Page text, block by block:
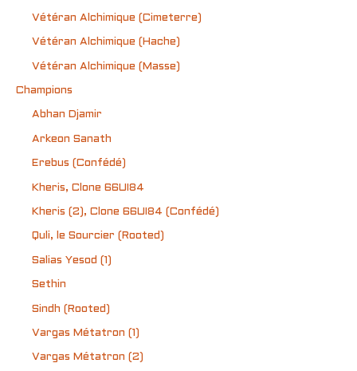
Vétéran Alchimique (Cimeterre)
Vétéran Alchimique (Hache)
Vétéran Alchimique (Masse)
Champions
Abhan Djamir
Arkeon Sanath
Erebus (Confédé)
Kheris, Clone 66UI84
Kheris (2), Clone 66UI84 (Confédé)
Quli, le Sourcier (Rooted)
Salias Yesod (1)
Sethin
Sindh (Rooted)
Vargas Métatron (1)
Vargas Métatron (2)